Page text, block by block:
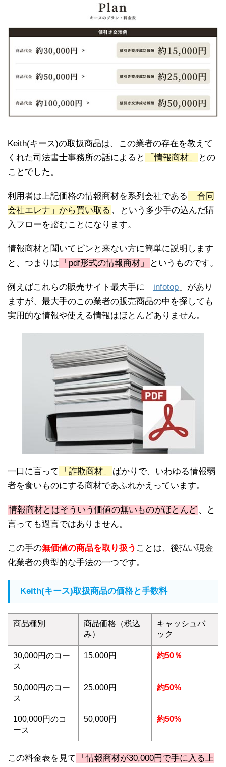
Keith(キース)の取扱商品は、この業者の存在を教えて
くれた司法書士事務所の話によると
「情報商材」
との
ことでした。
利用者は上記価格の情報商材を系列会社である
「合同
会社エレナ」から買い取る 、という多少手の込んだ購
入フローを踏むことになります。
情報商材と聞いてピンと来ない方に簡単に説明します
と、つまりは
「pdf形式の情報商材」 というものです。
例えばこれらの販売サイト最大手に「 infotop 」があり
ますが、最大手のこの業者の販売商品の中を探しても
実用的な情報や使える情報はほとんどありません。
一口に言って 「詐欺商材」
ばかりで、いわゆる情報弱
者を食いものにする商材であふれかえっています。
情報商材とはそういう価値の無いものがほとんど 、と
言っても過言ではありません。
この手の無価値の商品を取り扱う ことは、後払い現金
化業者の典型的な手法の一つです。
Keith(キース)取扱商品の価格と手数料
商品種別
商品価格（税込
み）
キャッシュバ
ック
30,000円のコー
ス
15,000円 約50％
50,000円のコー
ス
25,000円 約50%
100,000円のコ
ース
50,000円 約50%
この料金表を見て
「情報商材が30,000円で手に入る上